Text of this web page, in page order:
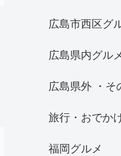
広島市西区グ
広島県内グル
広島県外 ・そ
旅行・おでか
福岡グルメ